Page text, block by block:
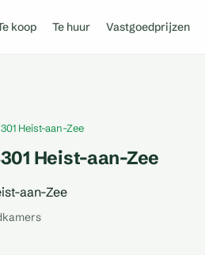
koop Te huur Vastgoedprijzen
Heist-aan-Zee
Heist-aan-Zee
aan-Zee